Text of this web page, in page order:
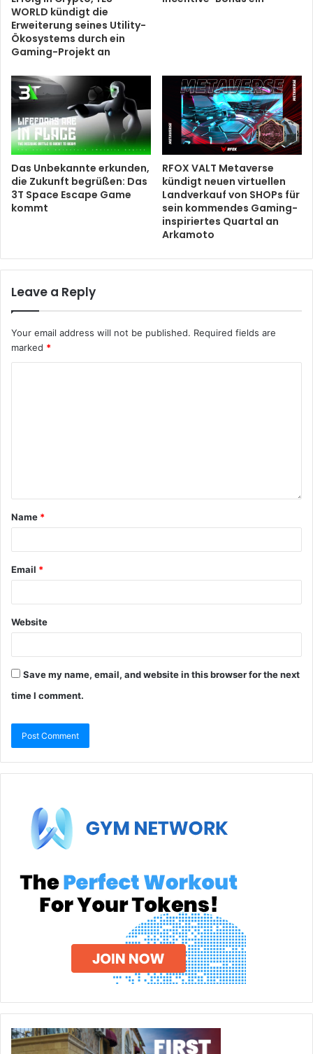
WORLD kündigt die
Erweiterung seines Utility-
Ökosystems durch ein
Gaming-Projekt an
Das Unbekannte erkunden,
die Zukunft begrüßen: Das
3T Space Escape Game
kommt
RFOX VALT Metaverse
kündigt neuen virtuellen
Landverkauf von SHOPs für
sein kommendes Gaming-
inspiriertes Quartal an
Arkamoto
Leave a Reply
Your email address will not be published. Required fields are
marked *
Name *
Email *
Website
Save my name, email, and website in this browser for the next
time I comment.